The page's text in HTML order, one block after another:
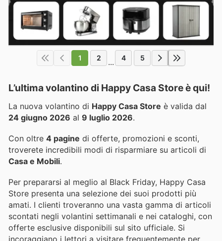
1 2 ... 4 5
L’ultima volantino di Happy Casa Store è qui!
La nuova volantino di Happy Casa Store è valida dal
24 giugno 2026 al 9 luglio 2026.
Con oltre 4 pagine di offerte, promozioni e sconti,
troverete incredibili modi di risparmiare su articoli di
Casa e Mobili.
Per prepararsi al meglio al Black Friday, Happy Casa
Store presenta una selezione dei suoi prodotti più
amati. I clienti troveranno una vasta gamma di articoli
scontati negli volantini settimanali e nei cataloghi, con
offerte esclusive disponibili sul sito ufficiale. Si